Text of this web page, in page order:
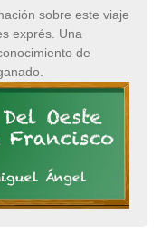
sobre este viaje
exprés. Una
de